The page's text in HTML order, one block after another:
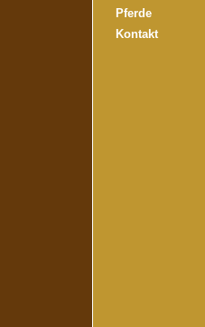
Pferde
Kontakt